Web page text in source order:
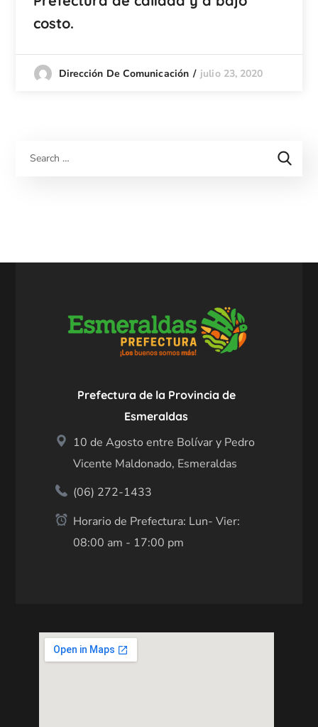
costo.
Dirección De Comunicación julio 23, 2020
Prefectura de la Provincia de
Esmeraldas
10 de Agosto entre Bolívar y Pedro
Vicente Maldonado, Esmeraldas
(06) 272-1433
Horario de Prefectura: Lun- Vier:
08:00 am - 17:00 pm